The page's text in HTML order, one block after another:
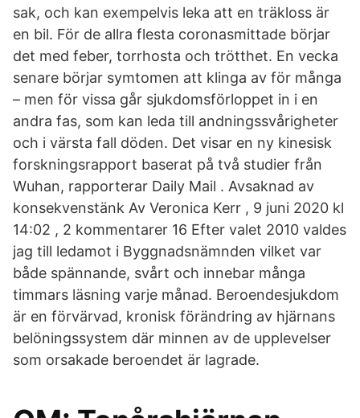
sak, och kan exempelvis leka att en träkloss är
en bil. För de allra flesta coronasmittade börjar
det med feber, torrhosta och trötthet. En vecka
senare börjar symtomen att klinga av för många
– men för vissa går sjukdomsförloppet in i en
andra fas, som kan leda till andningssvårigheter
och i värsta fall döden. Det visar en ny kinesisk
forskningsrapport baserat på två studier från
Wuhan, rapporterar Daily Mail . Avsaknad av
konsekvenstänk Av Veronica Kerr , 9 juni 2020 kl
14:02 , 2 kommentarer 16 Efter valet 2010 valdes
jag till ledamot i Byggnadsnämnden vilket var
både spännande, svårt och innebar många
timmars läsning varje månad. Beroendesjukdom
är en förvärvad, kronisk förändring av hjärnans
belöningssystem där minnen av de upplevelser
som orsakade beroendet är lagrade.